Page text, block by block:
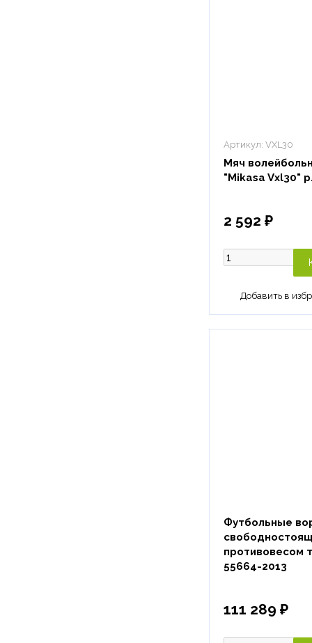
Артикул: VXL30
Мяч
"Mikasa Vxl30"
2 592 ₽
Футбольные
противовесом
55664-2013
111 289 ₽